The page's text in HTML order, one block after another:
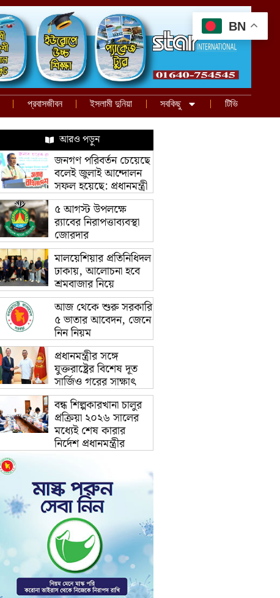
প্রবাসজীবন ইসলামী দুনিয়া সবকিছু টিভি
আরও পড়ুন
জনগণ পরিবর্তন চেয়েছে
বলেই জুলাই আন্দোলন
সফল হয়েছে: প্রধানমন্ত্রী
৫ আগস্ট উপলক্ষে
র‌্যাবের নিরাপত্তাব্যবস্থা
জোরদার
মালয়েশিয়ার প্রতিনিধিদল
ঢাকায়, আলোচনা হবে
শ্রমবাজার নিয়ে
আজ থেকে শুরু সরকারি
৫ ভাতার আবেদন, জেনে
নিন নিয়ম
প্রধানমন্ত্রীর সঙ্গে
যুক্তরাষ্ট্রের বিশেষ দূত
সার্জিও গরের সাক্ষাৎ
বন্ধ শিল্পকারখানা চালুর
প্রক্রিয়া ২০২৬ সালের
মধ্যেই শেষ কারার
নির্দেশ প্রধানমন্ত্রীর
BN